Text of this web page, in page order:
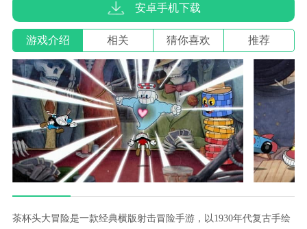
安卓手机下载
游戏介绍 相关 猜你喜欢 推荐
茶杯头大冒险是一款经典横版射击冒险手游，以1930年代复古手绘